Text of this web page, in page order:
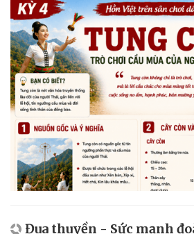
Đua thuyền - Sức mạnh